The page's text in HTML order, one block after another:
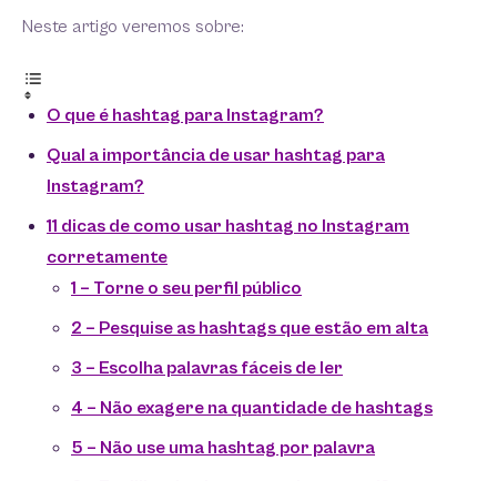
Neste artigo veremos sobre:
O que é hashtag para Instagram?
Qual a importância de usar hashtag para
Instagram?
11 dicas de como usar hashtag no Instagram
corretamente
1 – Torne o seu perfil público
2 – Pesquise as hashtags que estão em alta
3 – Escolha palavras fáceis de ler
4 – Não exagere na quantidade de hashtags
5 – Não use uma hashtag por palavra